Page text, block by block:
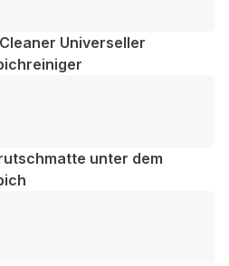
Universeller
unter dem
speichern